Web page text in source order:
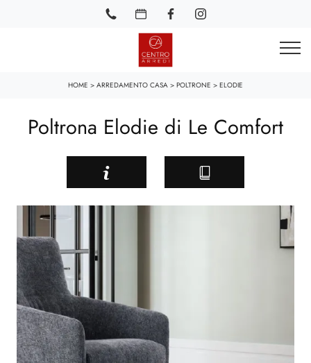
HOME > ARREDAMENTO CASA > POLTRONE > ELODIE
Poltrona Elodie di Le Comfort